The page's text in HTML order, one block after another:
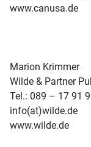
www.canusa.de
Marion Krimmer
Wilde & Partner
Tel.: 089 – 17 91
info(at)wilde.de
www.wilde.de